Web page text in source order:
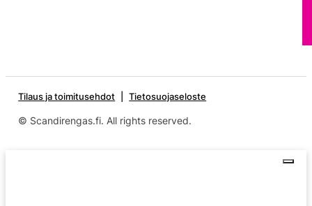
Tilaus ja toimitusehdot Tietosuojaseloste
© Scandirengas.fi. All rights reserved.